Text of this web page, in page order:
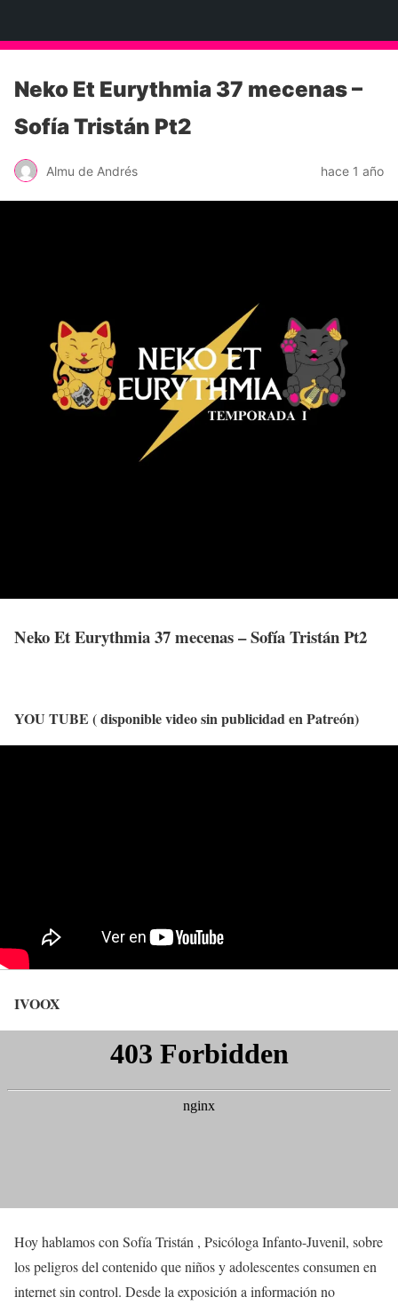
Neko Et Eurythmia 37 mecenas –
Sofía Tristán Pt2
Almu de Andrés hace 1 año
Neko Et Eurythmia 37 mecenas – Sofía Tristán Pt2
YOU TUBE ( disponible video sin publicidad en Patreón)
IVOOX
Hoy hablamos con Sofía Tristán , Psicóloga Infanto-Juvenil, sobre
los peligros del contenido que niños y adolescentes consumen en
internet sin control. Desde la exposición a información no